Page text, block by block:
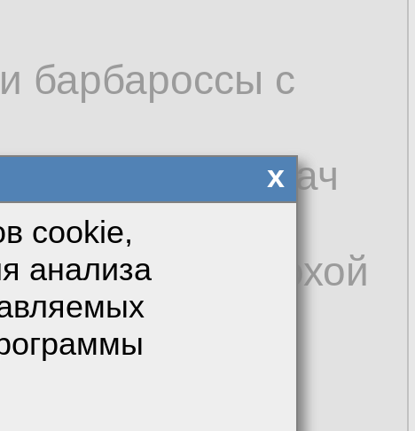
барбароссы с
разжечь срач
но очень неплохой
x
cookie,
анализа